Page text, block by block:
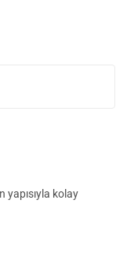
yapısıyla kolay